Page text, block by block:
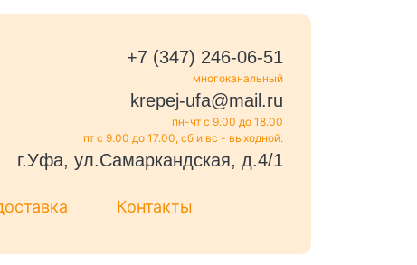
+7 (347) 246-06-51
многоканальный
krepej-ufa@mail.ru
пн-чт с 9.00 до 18.00
пт с 9.00 до 17.00, сб и вс - выходной.
г.Уфа, ул.Самаркандская, д.4/1
Контакты